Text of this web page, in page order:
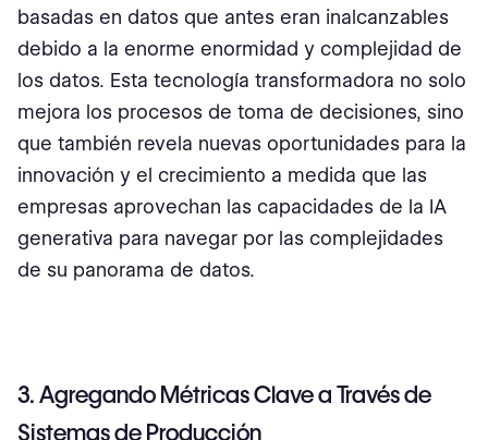
basadas en datos que antes eran inalcanzables
debido a la enorme enormidad y complejidad de
los datos. Esta tecnología transformadora no solo
mejora los procesos de toma de decisiones, sino
que también revela nuevas oportunidades para la
innovación y el crecimiento a medida que las
empresas aprovechan las capacidades de la IA
generativa para navegar por las complejidades
de su panorama de datos.
3. Agregando Métricas Clave a Través de
Sistemas de Producción